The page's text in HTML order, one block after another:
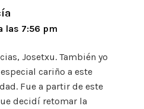
las 7:56 pm
Josetxu. También yo
cariño a este
Fue a partir de este
decidí retomar la